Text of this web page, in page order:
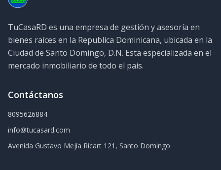
TuCasaRD es una empresa de gestión y asesoría en
bienes raíces en la Republica Dominicana, ubicada en la
Ciudad de Santo Domingo, D.N. Esta especializada en el
mercado inmobiliario de todo el país.
Contáctanos
8095626884
info@tucasard.com
Avenida Gustavo Mejía Ricart 121, Santo Domingo